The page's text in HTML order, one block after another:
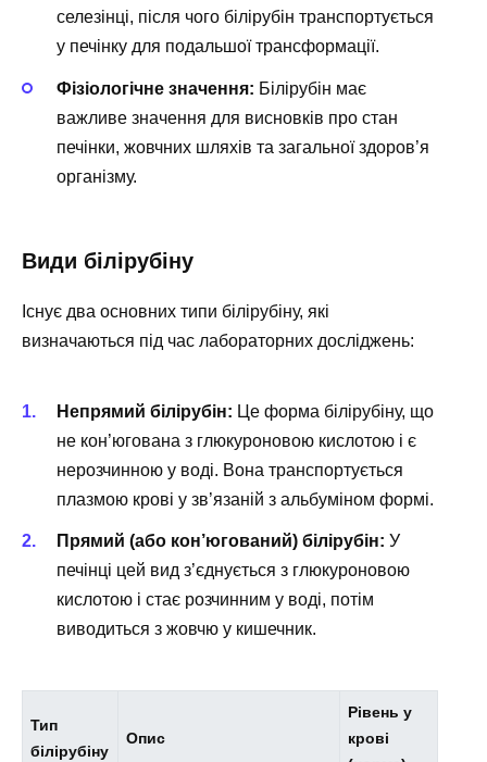
селезінці, після чого білірубін транспортується
у печінку для подальшої трансформації.
Фізіологічне значення: Білірубін має
важливе значення для висновків про стан
печінки, жовчних шляхів та загальної здоров’я
організму.
Види білірубіну
Існує два основних типи білірубіну, які
визначаються під час лабораторних досліджень:
Непрямий білірубін: Це форма білірубіну, що
не кон’югована з глюкуроновою кислотою і є
нерозчинною у воді. Вона транспортується
плазмою крові у зв’язаній з альбуміном формі.
Прямий (або кон’югований) білірубін: У
печінці цей вид з’єднується з глюкуроновою
кислотою і стає розчинним у воді, потім
виводиться з жовчю у кишечник.
Тип
білірубіну
Опис
Рівень у
крові